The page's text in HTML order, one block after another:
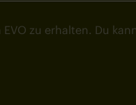
zu erhalten. Du